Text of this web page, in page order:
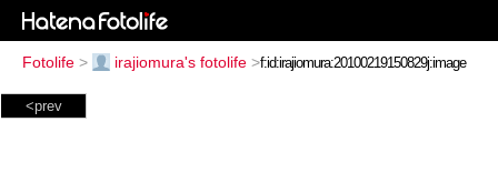
Fotolife > irajiomura's fotolife >
<prev